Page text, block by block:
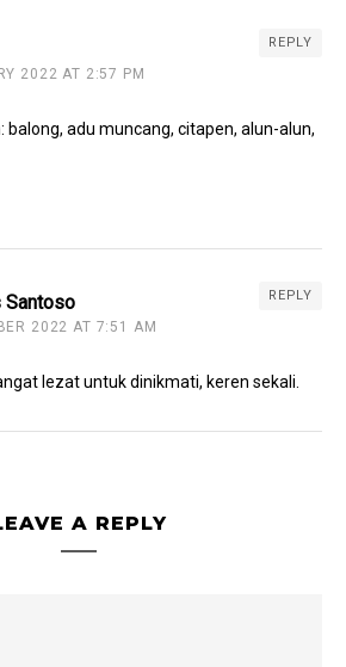
2022 AT 2:57 PM
REPLY
balong, adu muncang, citapen, alun-alun,
Santoso
2022 AT 7:51 AM
REPLY
lezat untuk dinikmati, keren sekali.
A REPLY